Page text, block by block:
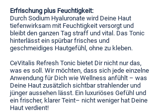
Erfrischung plus Feuchtigkeit:
Durch Sodium Hyaluronate wird Deine Haut
tiefenwirksam mit Feuchtigkeit versorgt und
bleibt den ganzen Tag straff und vital. Das Tonic
hinterlässt ein spürbar frisches und
geschmeidiges Hautgefühl, ohne zu kleben.
CeVitalis Refresh Tonic bietet Dir nicht nur das,
was es soll. Wir möchten, dass sich jede einzelne
Anwendung für Dich wie Wellness anfühlt – was
Deine Haut zusätzlich sichtbar strahlender und
jünger aussehen lässt. Ein luxuriöses Gefühl und
ein frischer, klarer Teint– nicht weniger hat Deine
Haut verdient!